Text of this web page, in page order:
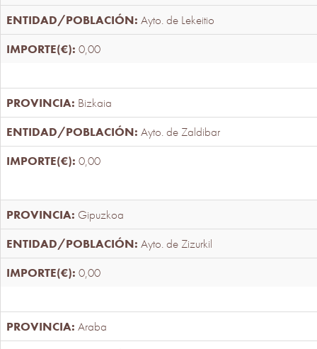
Ayto. de Lekeitio
0,00
Bizkaia
Ayto. de Zaldibar
0,00
Gipuzkoa
Ayto. de Zizurkil
0,00
Araba